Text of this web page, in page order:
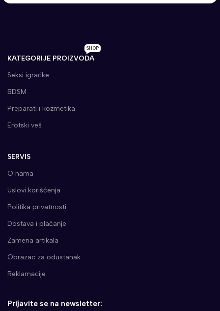
KATEGORIJE PROIZVODA
SHOP
Seksi igračke
BDSM
Preparati i kozmetika
Erotski veš
SERVIS
O nama
Uslovi korišćenja
Politika privatnosti
Dostava i plaćanje
Zamena artikala
Obrazac za odustanak
Reklamacije
Prijavite se na newsletter: